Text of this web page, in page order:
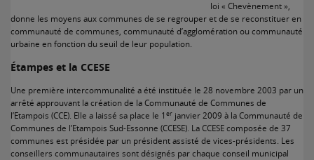
loi « Chevènement »,
donne les moyens aux communes de se regrouper et de se reconstituer en
communauté de communes, communauté d’agglomération ou communauté
urbaine en fonction du seuil de leur population.
Étampes et la CCESE
Une première intercommunalité a été instituée le 28 novembre 2003 par un
arrêté approuvant la création de la Communauté de Communes de
l’Etampois (CCE). Elle a laissé sa place le 1 er janvier 2009 à la Communauté de
Communes de l’Etampois Sud-Essonne (CCESE). La CCESE composée de 37
communes est présidée par un président assisté de vices-présidents. Les
conseillers communautaires sont désignés par chaque conseil municipal